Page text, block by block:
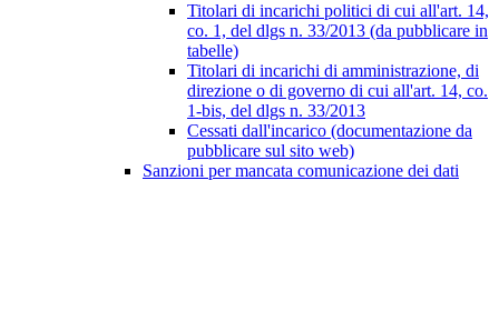
Titolari di incarichi politici di cui all'art. 14,
co. 1, del dlgs n. 33/2013 (da pubblicare in
tabelle)
Titolari di incarichi di amministrazione, di
direzione o di governo di cui all'art. 14, co.
1-bis, del dlgs n. 33/2013
Cessati dall'incarico (documentazione da
pubblicare sul sito web)
Sanzioni per mancata comunicazione dei dati